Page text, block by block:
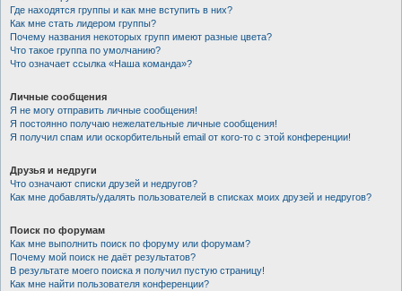
Где находятся группы и как мне вступить в них?
Как мне стать лидером группы?
Почему названия некоторых групп имеют разные цвета?
Что такое группа по умолчанию?
Что означает ссылка «Наша команда»?
Личные сообщения
Я не могу отправить личные сообщения!
Я постоянно получаю нежелательные личные сообщения!
Я получил спам или оскорбительный email от кого-то с этой конференции!
Друзья и недруги
Что означают списки друзей и недругов?
Как мне добавлять/удалять пользователей в списках моих друзей и недругов?
Поиск по форумам
Как мне выполнить поиск по форуму или форумам?
Почему мой поиск не даёт результатов?
В результате моего поиска я получил пустую страницу!
Как мне найти пользователя конференции?